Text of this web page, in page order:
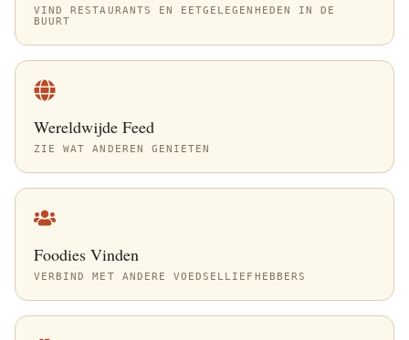
VIND RESTAURANTS EN EETGELEGENHEDEN IN DE
BUURT
Wereldwijde Feed
ZIE WAT ANDEREN GENIETEN
Foodies Vinden
VERBIND MET ANDERE VOEDSELLIEFHEBBERS